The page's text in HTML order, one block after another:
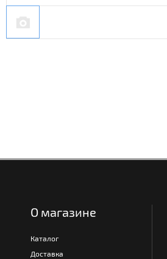
О магазине
Каталог
Доставка